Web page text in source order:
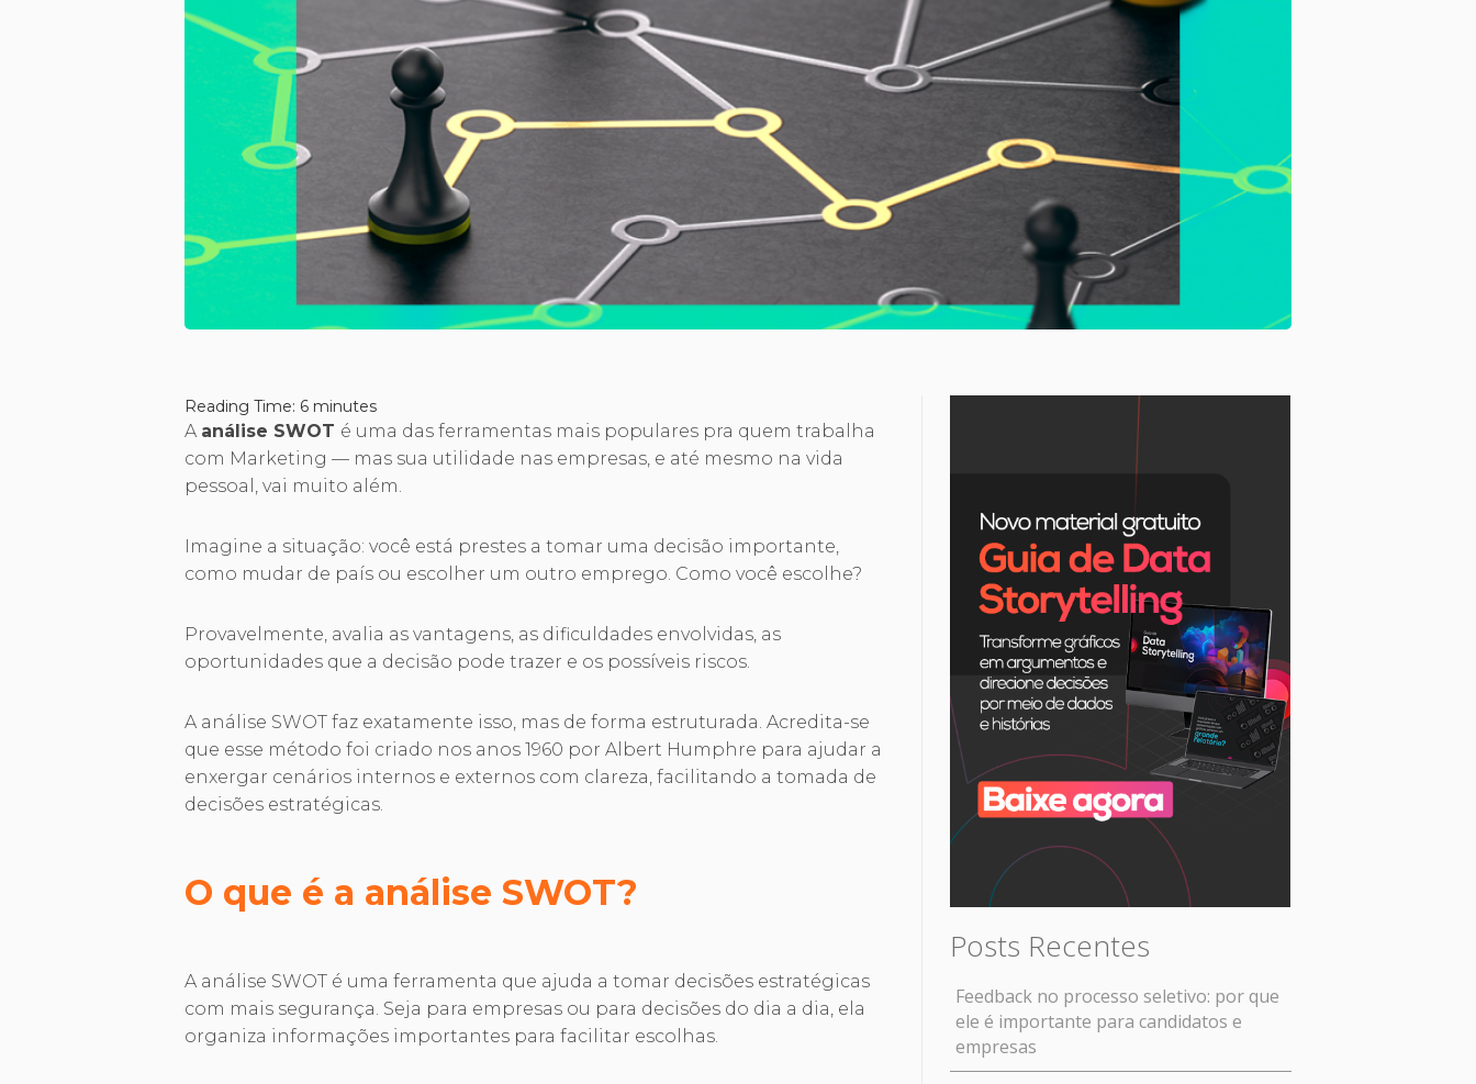
Reading Time: 6 minutes
A análise SWOT é uma das ferramentas mais populares pra quem trabalha
com Marketing — mas sua utilidade nas empresas, e até mesmo na vida
pessoal, vai muito além.
Imagine a situação: você está prestes a tomar uma decisão importante,
como mudar de país ou escolher um outro emprego. Como você escolhe?
Provavelmente, avalia as vantagens, as dificuldades envolvidas, as
oportunidades que a decisão pode trazer e os possíveis riscos.
A análise SWOT faz exatamente isso, mas de forma estruturada. Acredita-se
que esse método foi criado nos anos 1960 por Albert Humphre para ajudar a
enxergar cenários internos e externos com clareza, facilitando a tomada de
decisões estratégicas.
O que é a análise SWOT?
A análise SWOT é uma ferramenta que ajuda a tomar decisões estratégicas
com mais segurança. Seja para empresas ou para decisões do dia a dia, ela
organiza informações importantes para facilitar escolhas.
Posts Recentes
Feedback no processo seletivo: por que
ele é importante para candidatos e
empresas